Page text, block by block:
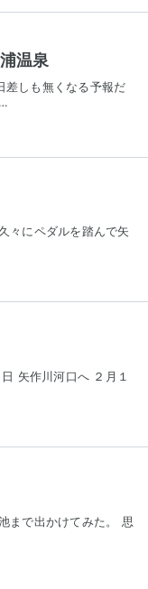
温泉
差しも無くなる予報だ
々にペダルを踏んで矢
矢作川河口へ ２月１
まで出かけてみた。 思